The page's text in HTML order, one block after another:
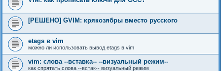
[РЕШЕНО] GVIM: крякозябры вместо русского
etags в vim
можно ли использовать вывод etags в vim
vim: слова --вставка-- --визуальный режим--
как спрятать слова --встак-- визуальный режим